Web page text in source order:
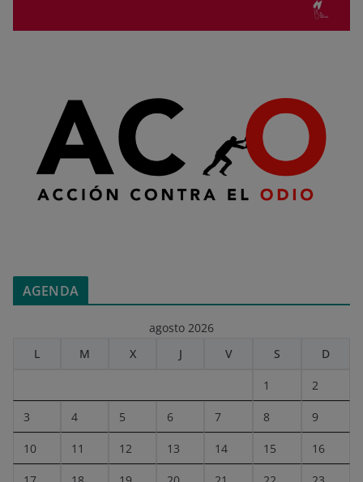
AGENDA
agosto 2026
L
M X J V S D
1 2
3 4 5 6 7 8 9
10 11 12 13 14 15 16